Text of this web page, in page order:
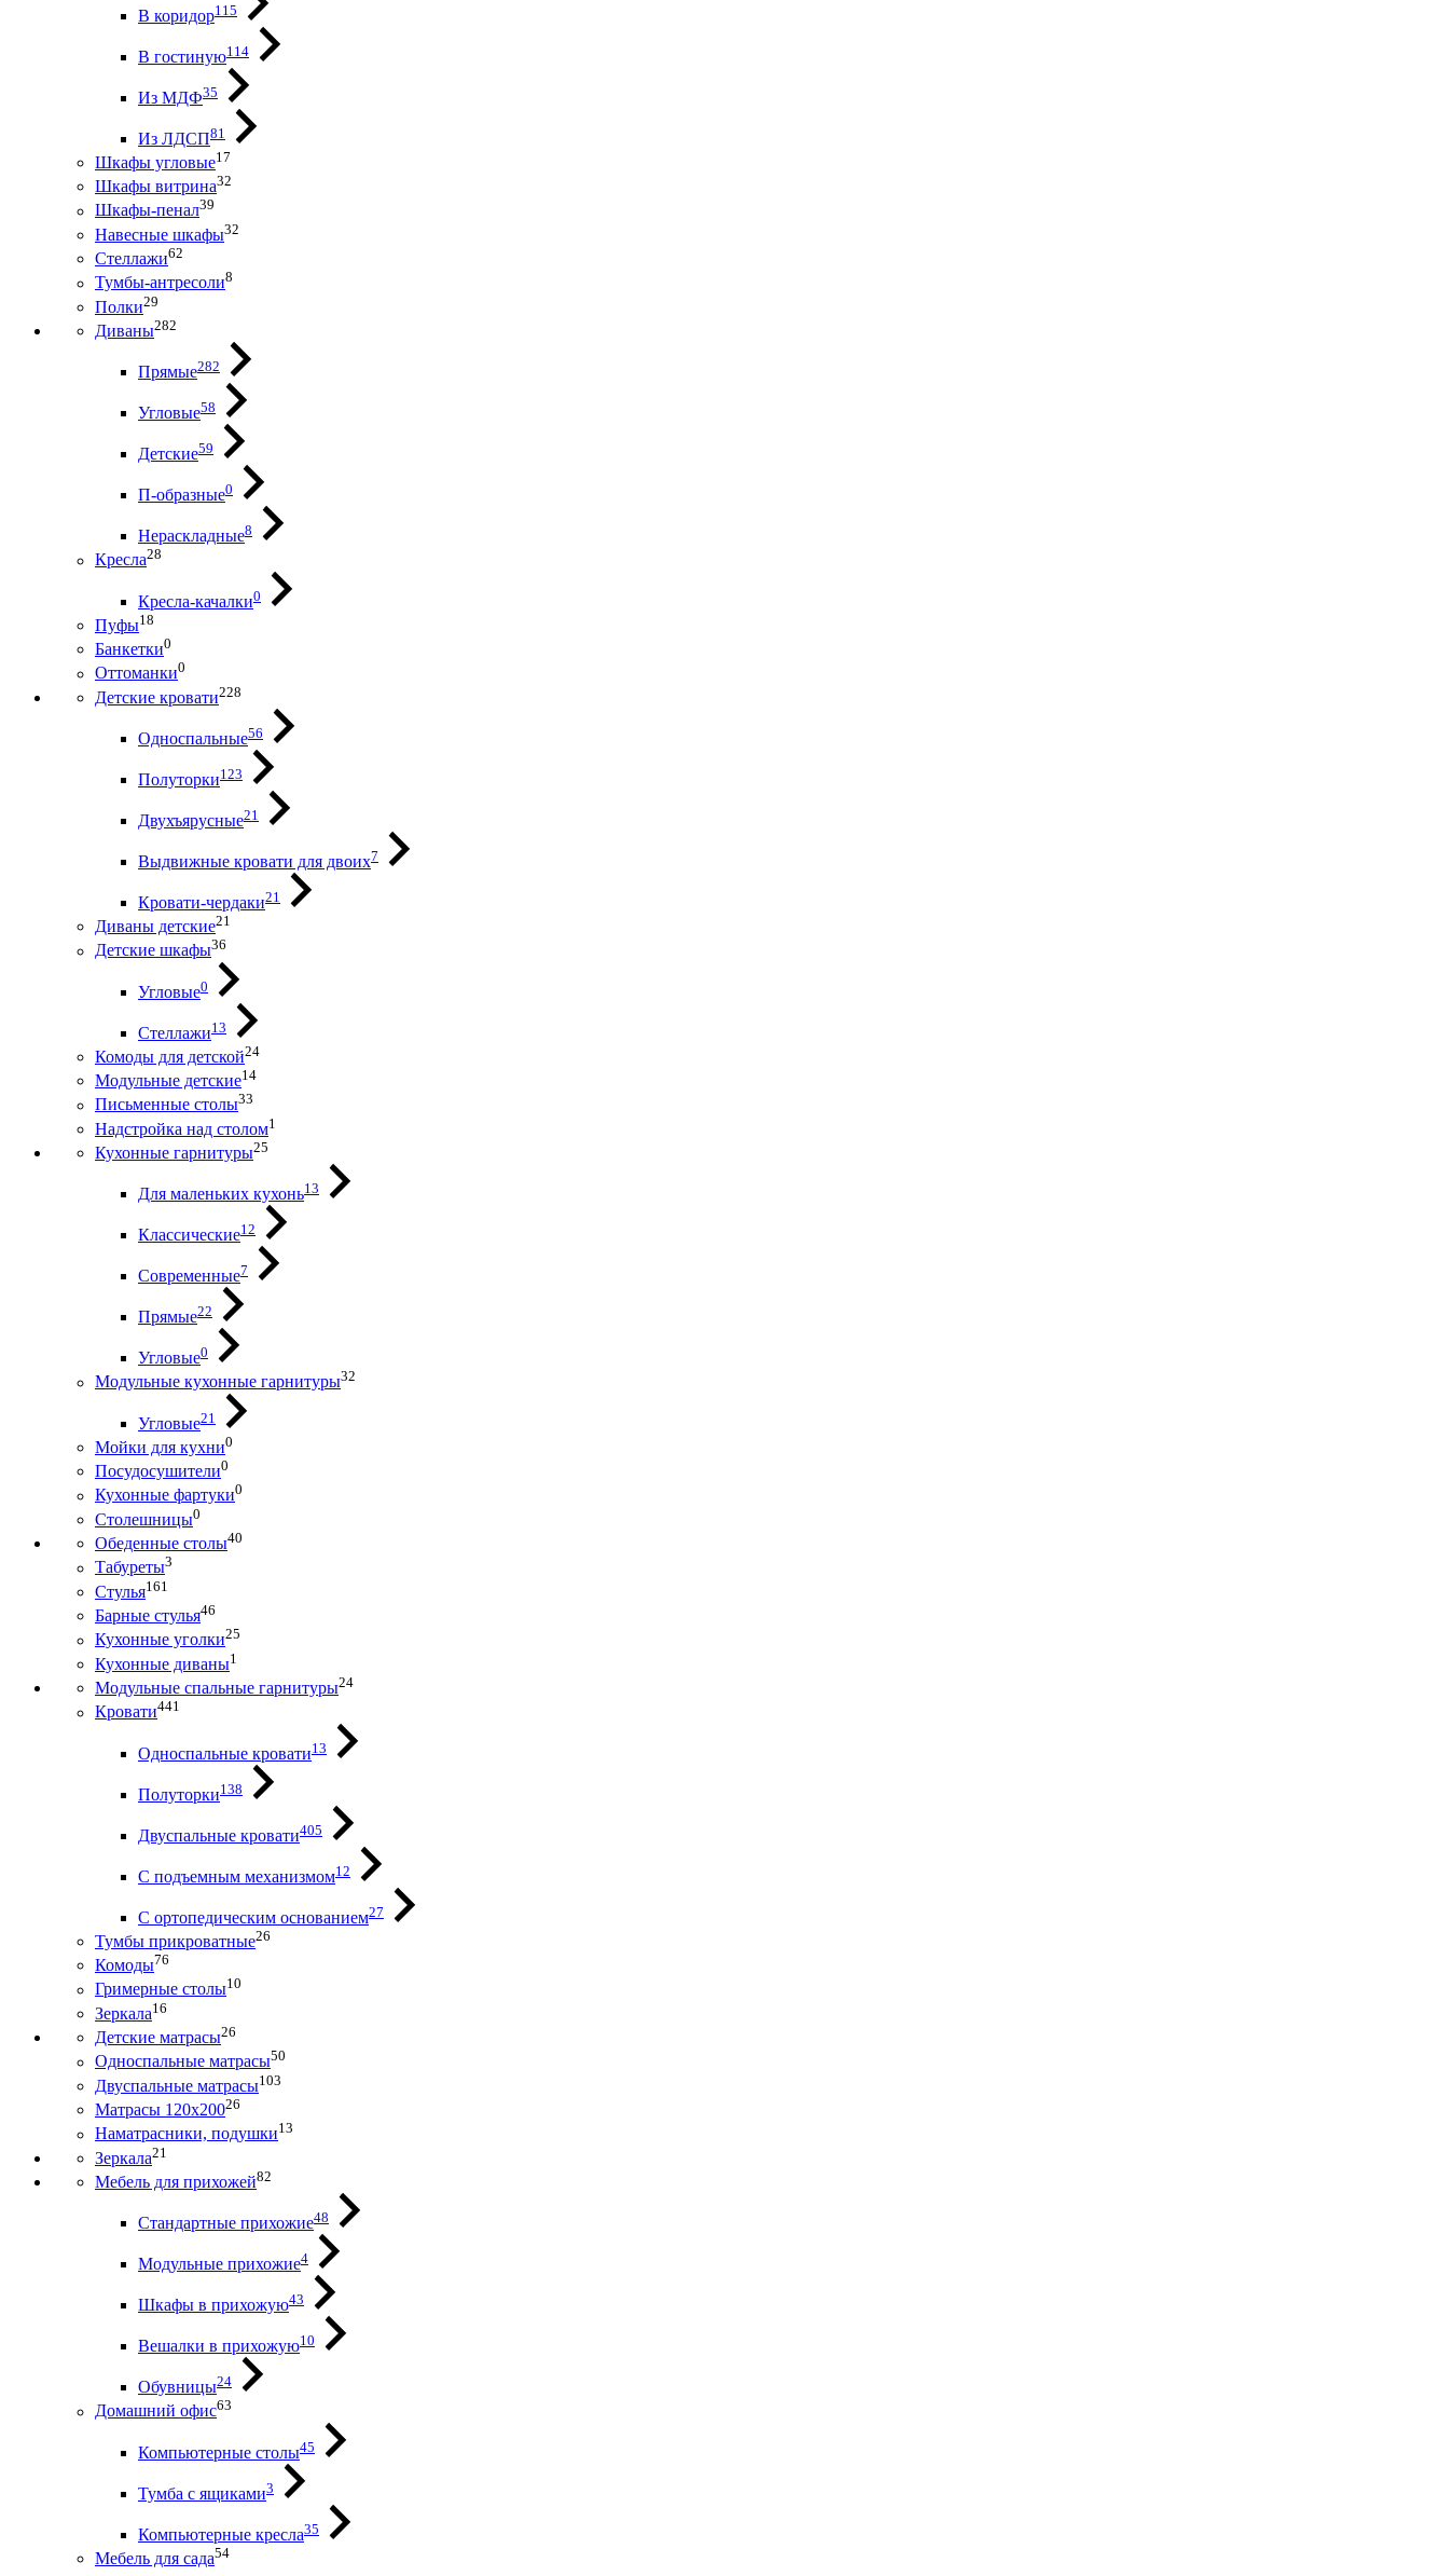
В коридор115
В гостиную114
Из МДФ35
Из ЛДСП81
Шкафы угловые17
Шкафы витрина32
Шкафы-пенал39
Навесные шкафы32
Стеллажи62
Тумбы-антресоли8
Полки29
Диваны282
Прямые282
Угловые58
Детские59
П-образные0
Нераскладные8
Кресла28
Кресла-качалки0
Пуфы18
Банкетки0
Оттоманки0
Детские кровати228
Односпальные56
Полуторки123
Двухъярусные21
Выдвижные кровати для двоих7
Кровати-чердаки21
Диваны детские21
Детские шкафы36
Угловые0
Стеллажи13
Комоды для детской24
Модульные детские14
Письменные столы33
Надстройка над столом1
Кухонные гарнитуры25
Для маленьких кухонь13
Классические12
Современные7
Прямые22
Угловые0
Модульные кухонные гарнитуры32
Угловые21
Мойки для кухни0
Посудосушители0
Кухонные фартуки0
Столешницы0
Обеденные столы40
Табуреты3
Стулья161
Барные стулья46
Кухонные уголки25
Кухонные диваны1
Модульные спальные гарнитуры24
Кровати441
Односпальные кровати13
Полуторки138
Двуспальные кровати405
С подъемным механизмом12
С ортопедическим основанием27
Тумбы прикроватные26
Комоды76
Гримерные столы10
Зеркала16
Детские матрасы26
Односпальные матрасы50
Двуспальные матрасы103
Матрасы 120х20026
Наматрасники, подушки13
Зеркала21
Мебель для прихожей82
Стандартные прихожие48
Модульные прихожие4
Шкафы в прихожую43
Вешалки в прихожую10
Обувницы24
Домашний офис63
Компьютерные столы45
Тумба с ящиками3
Компьютерные кресла35
Мебель для сада54